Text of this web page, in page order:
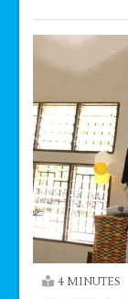
4 MINUTES